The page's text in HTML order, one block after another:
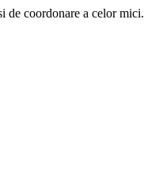
de coordonare a celor mici.